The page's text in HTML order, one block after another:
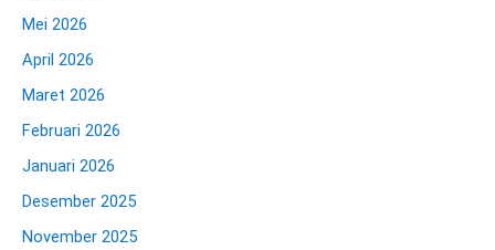
Mei 2026
April 2026
Maret 2026
Februari 2026
Januari 2026
Desember 2025
November 2025